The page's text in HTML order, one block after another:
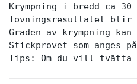
Krympning i bredd ca
Tovningsresultatet blir
Graden av krympning
Stickprovet som anges
Tips: Om du vill tvätta